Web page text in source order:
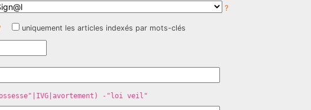
?
uniquement les articles indexés par mots-clés
-"loi veil"